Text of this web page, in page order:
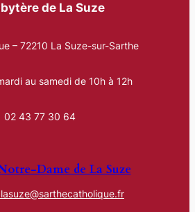
de La Suze
– 72210 La Suze-sur-Sarthe
au samedi de 10h à 12h
02 43 77 30 64
Dame de La Suze